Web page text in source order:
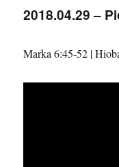
Brownd
z
2018.04.29 –
Marka 6:45-52 |